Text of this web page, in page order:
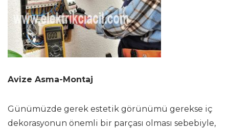
Avize Asma-Montaj
Günümüzde gerek estetik görünümü gerekse iç
dekorasyonun önemli bir parçası olması sebebiyle,